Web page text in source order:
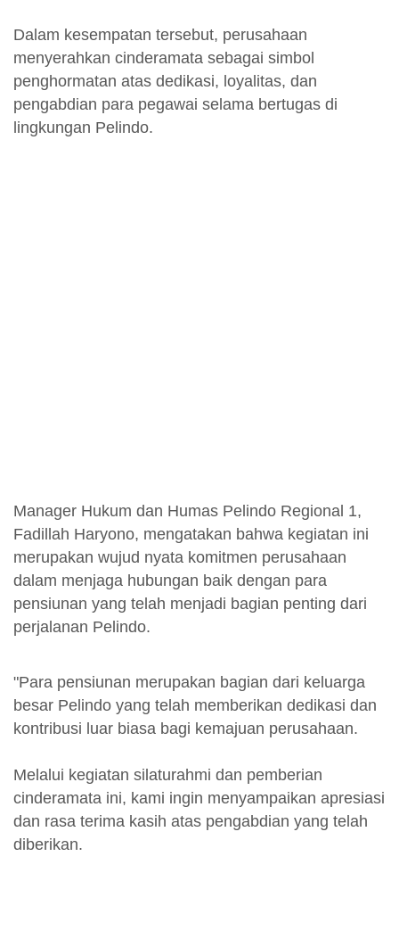
Dalam kesempatan tersebut, perusahaan
menyerahkan cinderamata sebagai simbol
penghormatan atas dedikasi, loyalitas, dan
pengabdian para pegawai selama bertugas di
lingkungan Pelindo.
Manager Hukum dan Humas Pelindo Regional 1,
Fadillah Haryono, mengatakan bahwa kegiatan ini
merupakan wujud nyata komitmen perusahaan
dalam menjaga hubungan baik dengan para
pensiunan yang telah menjadi bagian penting dari
perjalanan Pelindo.
"Para pensiunan merupakan bagian dari keluarga
besar Pelindo yang telah memberikan dedikasi dan
kontribusi luar biasa bagi kemajuan perusahaan.
Melalui kegiatan silaturahmi dan pemberian
cinderamata ini, kami ingin menyampaikan apresiasi
dan rasa terima kasih atas pengabdian yang telah
diberikan.